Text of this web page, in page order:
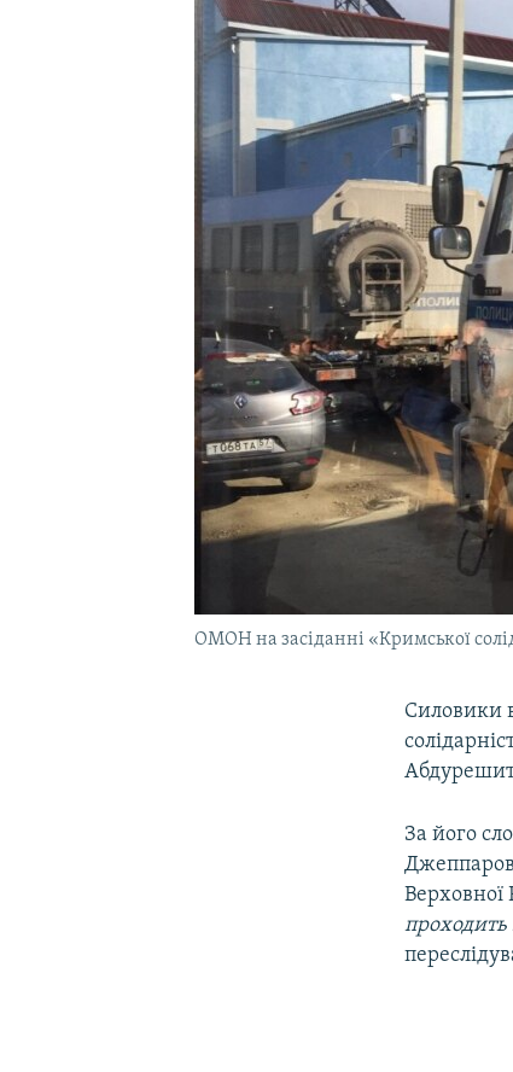
ОМОН на засіданні «Кримської
Силовики
За його
Джеппаров
Верховної
проходить